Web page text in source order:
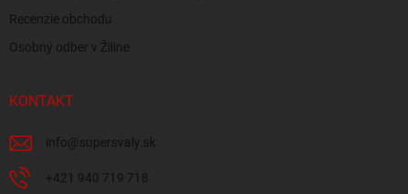
Recenzie obchodu
Osobný odber v Žiline
KONTAKT
info@ supersvaly.sk
+421 940 719 718